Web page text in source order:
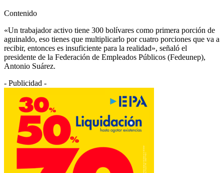
Contenido
«Un trabajador activo tiene 300 bolívares como primera porción de
aguinaldo, eso tienes que multiplicarlo por cuatro porciones que va a
recibir, entonces es insuficiente para la realidad», señaló el
presidente de la Federación de Empleados Públicos (Fedeunep),
Antonio Suárez.
- Publicidad -